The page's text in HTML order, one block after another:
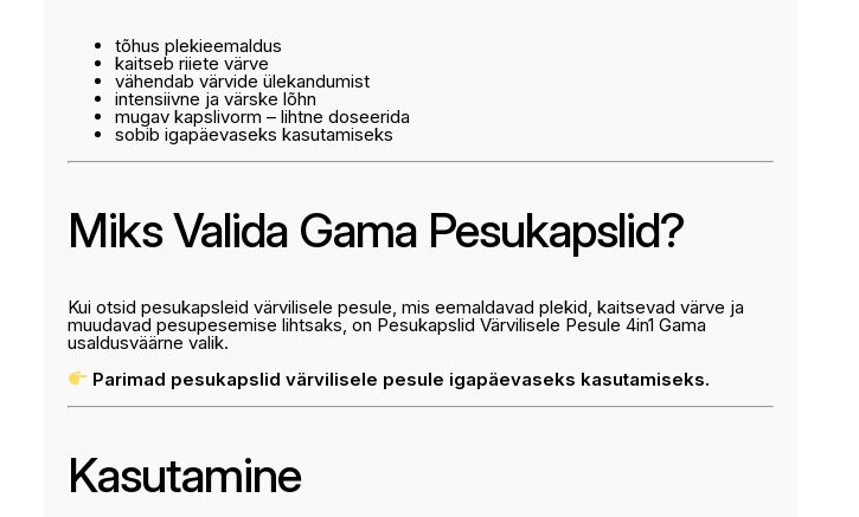
tõhus plekieemaldus
kaitseb riiete värve
vähendab värvide ülekandumist
intensiivne ja värske lõhn
mugav kapslivorm – lihtne doseerida
sobib igapäevaseks kasutamiseks
Miks Valida Gama Pesukapslid?
Kui otsid pesukapsleid värvilisele pesule, mis eemaldavad plekid, kaitsevad värve ja
muudavad pesupesemise lihtsaks, on Pesukapslid Värvilisele Pesule 4in1 Gama
usaldusväärne valik.
Parimad pesukapslid värvilisele pesule igapäevaseks kasutamiseks.
Kasutamine